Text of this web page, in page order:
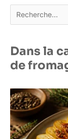
Rechercher
Dans la
de